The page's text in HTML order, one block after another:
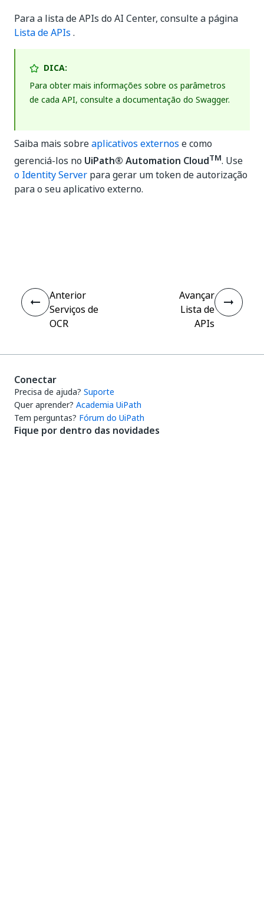
Para a lista de APIs do AI Center, consulte a página
Lista de APIs .
DICA:
Para obter mais informações sobre os parâmetros
de cada API, consulte a documentação do Swagger.
Saiba mais sobreaplicativos externos e como
gerenciá-los no UiPath® Automation CloudTM. Use
o Identity Server para gerar um token de autorização
para o seu aplicativo externo.
Anterior
Serviços de
OCR
Avançar
Lista de
APIs
Conectar
Precisa de ajuda? Suporte
Quer aprender? Academia UiPath
Tem perguntas? Fórum do UiPath
Fique por dentro das novidades